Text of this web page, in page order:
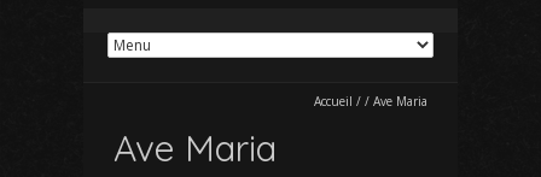
Accueil / / Ave Maria
Ave Maria